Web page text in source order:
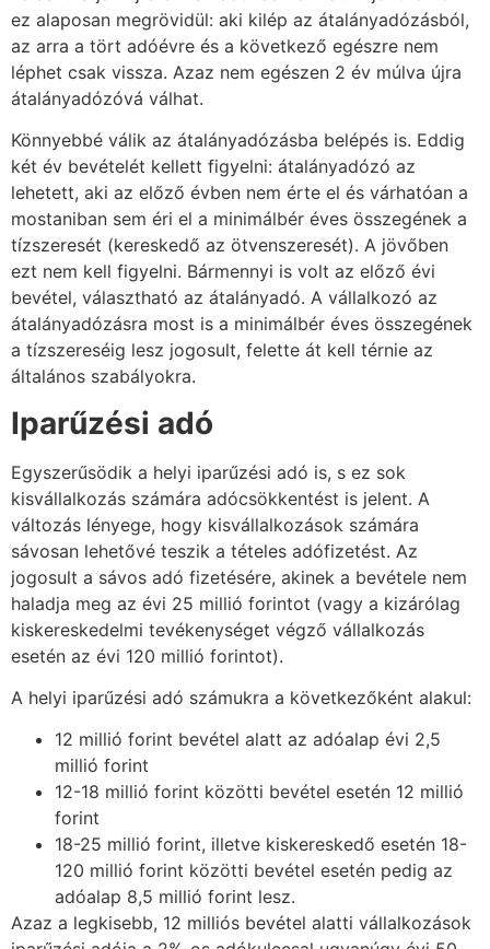
ez alaposan megrövidül: aki kilép az átalányadózásból,
az arra a tört adóévre és a következő egészre nem
léphet csak vissza. Azaz nem egészen 2 év múlva újra
átalányadózóvá válhat.
Könnyebbé válik az átalányadózásba belépés is. Eddig
két év bevételét kellett figyelni: átalányadózó az
lehetett, aki az előző évben nem érte el és várhatóan a
mostaniban sem éri el a minimálbér éves összegének a
tízszeresét (kereskedő az ötvenszeresét). A jövőben
ezt nem kell figyelni. Bármennyi is volt az előző évi
bevétel, választható az átalányadó. A vállalkozó az
átalányadózásra most is a minimálbér éves összegének
a tízszereséig lesz jogosult, felette át kell térnie az
általános szabályokra.
Iparűzési adó
Egyszerűsödik a helyi iparűzési adó is, s ez sok
kisvállalkozás számára adócsökkentést is jelent. A
változás lényege, hogy kisvállalkozások számára
sávosan lehetővé teszik a tételes adófizetést. Az
jogosult a sávos adó fizetésére, akinek a bevétele nem
haladja meg az évi 25 millió forintot (vagy a kizárólag
kiskereskedelmi tevékenységet végző vállalkozás
esetén az évi 120 millió forintot).
A helyi iparűzési adó számukra a következőként alakul:
12 millió forint bevétel alatt az adóalap évi 2,5
millió forint
12-18 millió forint közötti bevétel esetén 12 millió
forint
18-25 millió forint, illetve kiskereskedő esetén 18-
120 millió forint közötti bevétel esetén pedig az
adóalap 8,5 millió forint lesz.
Azaz a legkisebb, 12 milliós bevétel alatti vállalkozások